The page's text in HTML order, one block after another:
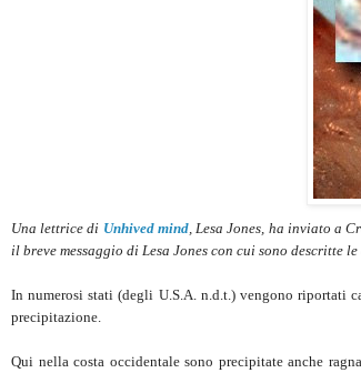
Una lettrice di Unhived mind, Lesa Jones, ha inviato a
il breve messaggio di Lesa Jones con cui sono descritte
In numerosi stati (degli U.S.A. n.d.t.) vengono riportati
precipitazione.
Qui nella costa occidentale sono precipitate anche